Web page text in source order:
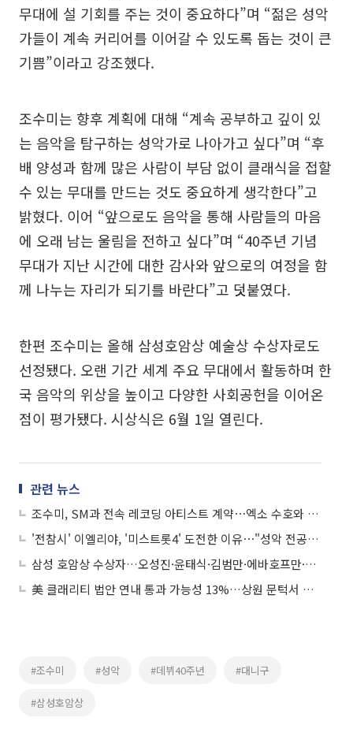
무대에 설 기회를 주는 것이 중요하다”며 “젊은 성악
가들이 계속 커리어를 이어갈 수 있도록 돕는 것이 큰
기쁨”이라고 강조했다.
조수미는 향후 계획에 대해 “계속 공부하고 깊이 있
는 음악을 탐구하는 성악가로 나아가고 싶다”며 “후
배 양성과 함께 많은 사람이 부담 없이 클래식을 접할
수 있는 무대를 만드는 것도 중요하게 생각한다”고
밝혔다. 이어 “앞으로도 음악을 통해 사람들의 마음
에 오래 남는 울림을 전하고 싶다”며 “40주년 기념
무대가 지난 시간에 대한 감사와 앞으로의 여정을 함
께 나누는 자리가 되기를 바란다”고 덧붙였다.
한편 조수미는 올해 삼성호암상 예술상 수상자로도
선정됐다. 오랜 기간 세계 주요 무대에서 활동하며 한
국 음악의 위상을 높이고 다양한 사회공헌을 이어온
점이 평가됐다. 시상식은 6월 1일 열린다.
관련 뉴스
조수미, SM과 전속 레코딩 아티스트 계약⋯엑소 수호와 듀엣도
'전참시' 이엘리야, '미스트롯4' 도전한 이유⋯"성악 전공, 방시혁도 만나"
삼성 호암상 수상자…오성진·윤태식·김범만·에바호프만·조수미·오동찬
美 클래리티 법안 연내 통과 가능성 13%…상원 문턱서 제동
#조수미 #성악 #데뷔40주년 #대니구
#삼성호암상